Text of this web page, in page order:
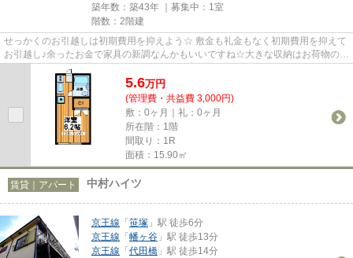
築年数：築43年 ｜募集中： 1室
階数：2階建
せっかくのお引越しは初期費用を抑えよう☆ 敷金も礼金もなく初期費用を抑えて
お引越し♪余ったお金で家具の新調なんかもいいですね☆大きな収納はお荷物の多
い方も安心です♪落ち着いた住...
5.6万円
(管理費・共益費 3,000円)
敷：0ヶ月｜礼：0ヶ月
所在階：1階
間取り：1R
面積：15.90㎡
賃貸｜アパート 中村ハイツ
京王線 「笹塚 」駅 徒歩6分
京王線 「幡ヶ谷 」駅 徒歩13分
京王線 「代田橋 」駅 徒歩14分